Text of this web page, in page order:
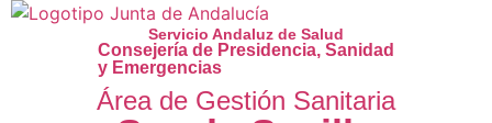
Servicio Andaluz de Salud
Consejería de Presidencia, Sanidad
y Emergencias
Área de Gestión Sanitaria